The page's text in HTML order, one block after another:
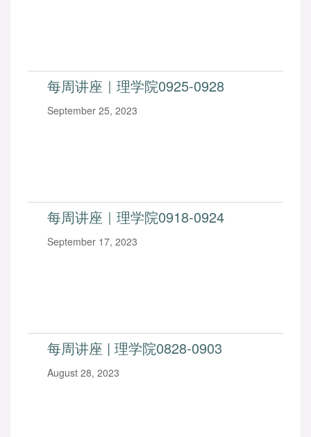
每周讲座｜理学院0925-0928
September 25, 2023
每周讲座｜理学院0918-0924
September 17, 2023
每周讲座 | 理学院0828-0903
August 28, 2023